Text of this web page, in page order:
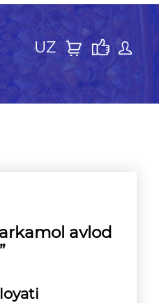
UZ
avlod